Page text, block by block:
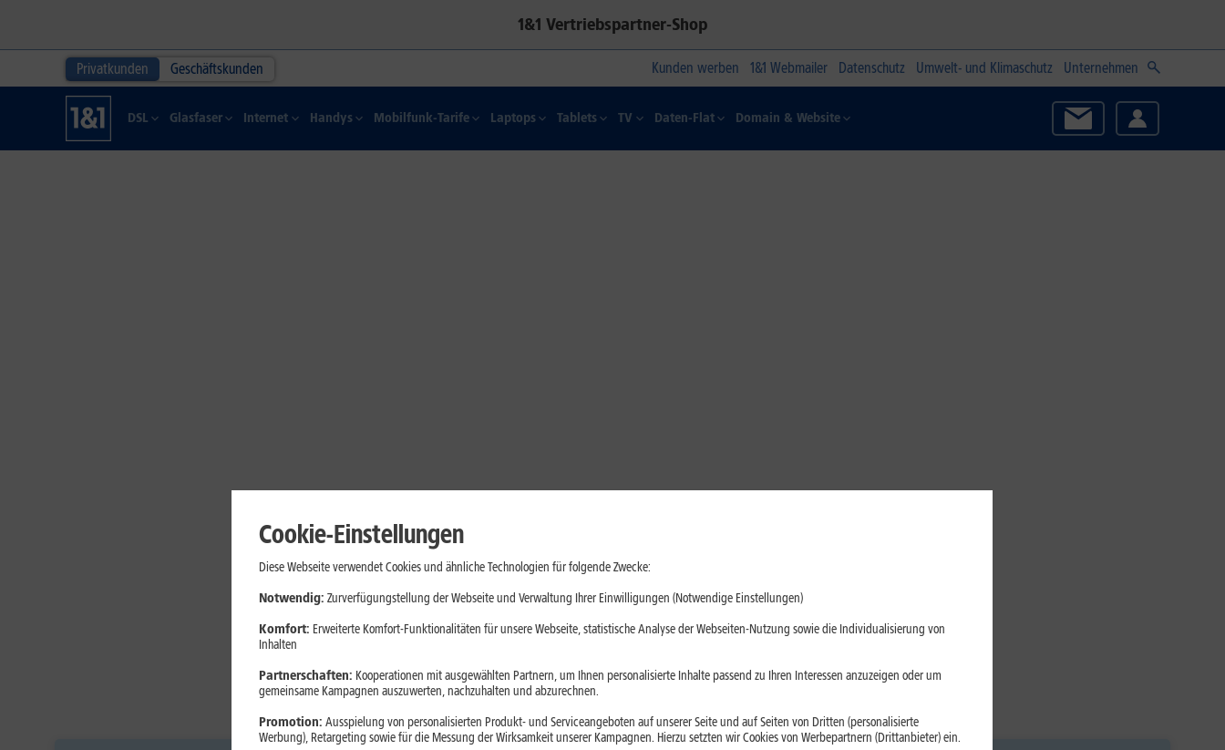
1&1 Vertriebspartner-Shop
Privatkunden Geschäftskunden Kunden werben 1&1 Webmailer Datenschutz Umwelt- und Klimaschutz Unternehmen
DSL Glasfaser Internet Handys Mobilfunk-Tarife Laptops Tablets TV Daten-Flat Domain & Website
Cookie-Einstellungen
Diese Webseite verwendet Cookies und ähnliche Technologien für folgende Zwecke:
Notwendig: Zurverfügungstellung der Webseite und Verwaltung Ihrer Einwilligungen (Notwendige Einstellungen)
Komfort: Erweiterte Komfort-Funktionalitäten für unsere Webseite, statistische Analyse der Webseiten-Nutzung sowie die Individualisierung von
Inhalten
Partnerschaften: Kooperationen mit ausgewählten Partnern, um Ihnen personalisierte Inhalte passend zu Ihren Interessen anzuzeigen oder um
gemeinsame Kampagnen auszuwerten, nachzuhalten und abzurechnen.
Promotion: Ausspielung von personalisierten Produkt- und Serviceangeboten auf unserer Seite und auf Seiten von Dritten (personalisierte
Werbung), Retargeting sowie für die Messung der Wirksamkeit unserer Kampagnen. Hierzu setzten wir Cookies von Werbepartnern (Drittanbieter) ein.